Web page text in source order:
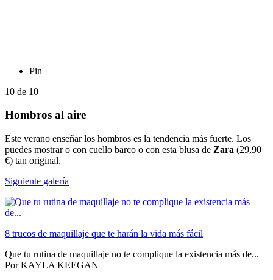
Pin
10 de 10
Hombros al aire
Este verano enseñar los hombros es la tendencia más fuerte. Los
puedes mostrar o con cuello barco o con esta blusa de Zara (29,90
€) tan original.
Siguiente galería
8 trucos de maquillaje que te harán la vida más fácil
Que tu rutina de maquillaje no te complique la existencia más de...
PorKAYLA KEEGAN